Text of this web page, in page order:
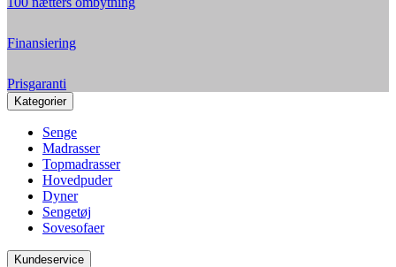
Finansiering
Prisgaranti
Kategorier
Senge
Madrasser
Topmadrasser
Hovedpuder
Dyner
Sengetøj
Sovesofaer
Kundeservice